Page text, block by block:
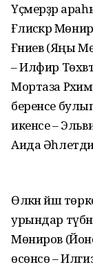
Үҫмерҙәр
Ғәлиәскәр
Ғәниев (Яңы
– Илфир
Мортаза
беренсе
икенсе –
Аида
Өлкән йәш
урындар
Мөниров
өсөнсө –